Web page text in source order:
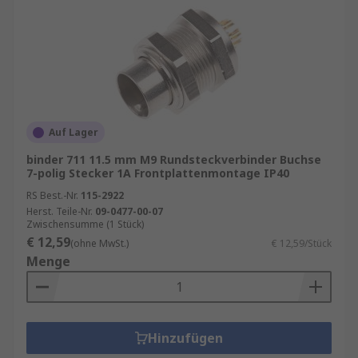
Auf Lager
binder 711 11.5 mm M9 Rundsteckverbinder Buchse
7-polig Stecker 1A Frontplattenmontage IP40
RS Best.-Nr. 115-2922
Herst. Teile-Nr. 09-0477-00-07
Zwischensumme (1 Stück)
€ 12,59(ohne MwSt.) € 12,59/Stück
Menge
Hinzufügen